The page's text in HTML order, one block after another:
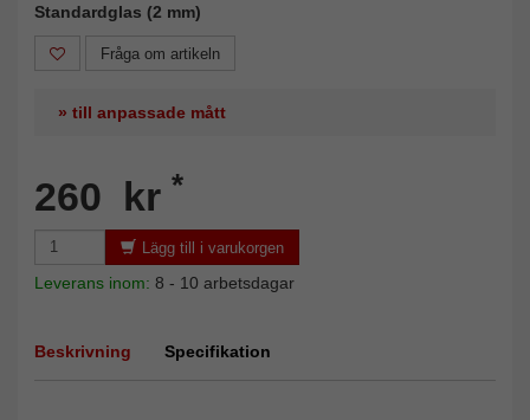
Standardglas (2 mm)
Fråga om artikeln
» till anpassade mått
260 kr *
Lägg till i varukorgen
Leverans inom: 8 - 10 arbetsdagar
Beskrivning Specifikation